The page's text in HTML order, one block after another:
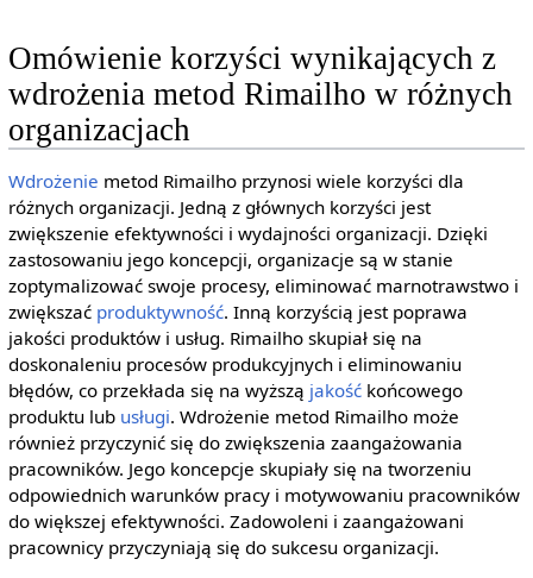
Omówienie korzyści wynikających z
wdrożenia metod Rimailho w różnych
organizacjach
Wdrożenie metod Rimailho przynosi wiele korzyści dla
różnych organizacji. Jedną z głównych korzyści jest
zwiększenie efektywności i wydajności organizacji. Dzięki
zastosowaniu jego koncepcji, organizacje są w stanie
zoptymalizować swoje procesy, eliminować marnotrawstwo i
zwiększać produktywność. Inną korzyścią jest poprawa
jakości produktów i usług. Rimailho skupiał się na
doskonaleniu procesów produkcyjnych i eliminowaniu
błędów, co przekłada się na wyższą jakośćkońcowego
produktu lub usługi. Wdrożenie metod Rimailho może
również przyczynić się do zwiększenia zaangażowania
pracowników. Jego koncepcje skupiały się na tworzeniu
odpowiednich warunków pracy i motywowaniu pracowników
do większej efektywności. Zadowoleni i zaangażowani
pracownicy przyczyniają się do sukcesu organizacji.